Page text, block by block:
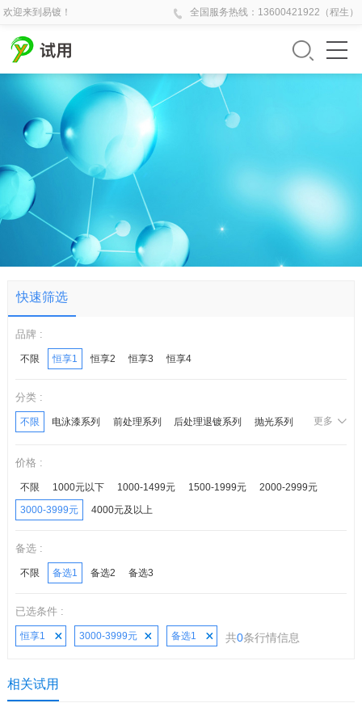
欢迎来到易镀！ 全国 服务热线： 13600421922（程生）
快速筛选
品牌 :
不限 恒享1 恒享2 恒享3 恒享4
分类 :
更多
不限 电泳漆系列 前处理系列 后处理退镀系列
抛光系列
后处理系列
价格 :
不限 1000元以下 1000-1499元 1500-1999元
2000-2999元
3000-3999元
4000元及以上
备选 :
不限 备选1 备选2 备选3
已选条件 :
恒享1 3000-3999元 备选1 共0条行情信息
相关试用